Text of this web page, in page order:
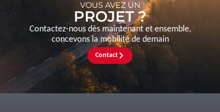
VOUS AVEZ UN
PROJET ?
Contactez-nous dès maintenant et ensemble,
concevons la mobilité de demain
Contact